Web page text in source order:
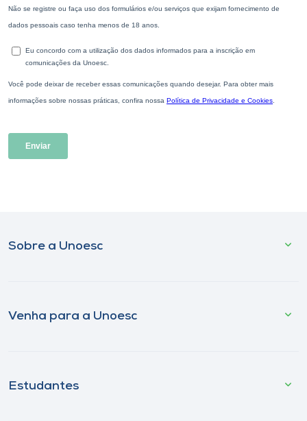
Sobre a Unoesc
Venha para a Unoesc
Estudantes